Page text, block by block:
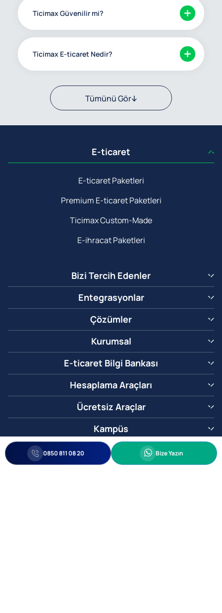
Ticimax Güvenilir mi?
Ticimax E-ticaret Nedir?
Tümünü Gör
E-ticaret
E-ticaret Paketleri
Premium E-ticaret Paketleri
Ticimax Custom-Made
E-ihracat Paketleri
Bizi Tercih Edenler
Entegrasyonlar
Çözümler
Kurumsal
E-ticaret Bilgi Bankası
Hesaplama Araçları
Ücretsiz Araçlar
Kampüs
0850 811 08 20 Whatsapp
Bize Yazın
0850 811 08 20